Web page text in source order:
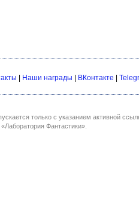
Наши награды ВКонтакте
только с указанием активной
«Лаборатория Фантастики».